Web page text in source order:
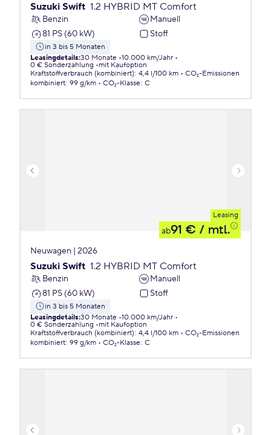
Suzuki Swift 1.2 HYBRID MT Comfort
Benzin
Manuell
81 PS (60 kW)
Stoff
in 3 bis 5 Monaten
Leasingdetails:30 Monate 10.000 km/Jahr
0 € Sonderzahlung
mit Kaufoption
Kraftstoffverbrauch (kombiniert): 4,4 l/100 km
CO₂-Emissionen
kombiniert: 99 g/km CO₂-Klasse: C
Leasing
ab91 € / mtl.
Neuwagen | 2026
Suzuki Swift 1.2 HYBRID MT Comfort
Benzin
Manuell
81 PS (60 kW)
Stoff
in 3 bis 5 Monaten
Leasingdetails:30 Monate 10.000 km/Jahr
0 € Sonderzahlung
mit Kaufoption
Kraftstoffverbrauch (kombiniert): 4,4 l/100 km
CO₂-Emissionen
kombiniert: 99 g/km CO₂-Klasse: C